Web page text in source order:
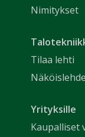
Nimitykset
Tilaa lehti
Yrityksille
Kaupalliset